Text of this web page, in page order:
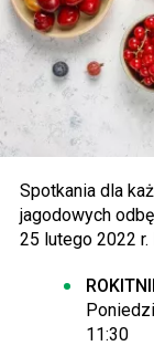
Spotkania dla
jagodowych
25 lutego 2022
11:30